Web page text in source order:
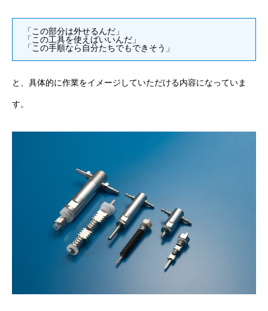
「この部分は外せるんだ」
「この工具を使えばいいんだ」
「この手順なら自分たちでもできそう」
と、具体的に作業をイメージしていただける内容になっていま
す。